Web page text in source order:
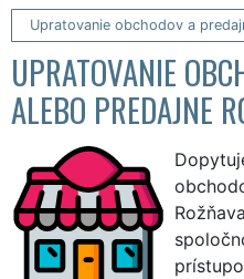
Upratovanie obchodov a
UPRATOVANIE
ALEBO PREDAJNE